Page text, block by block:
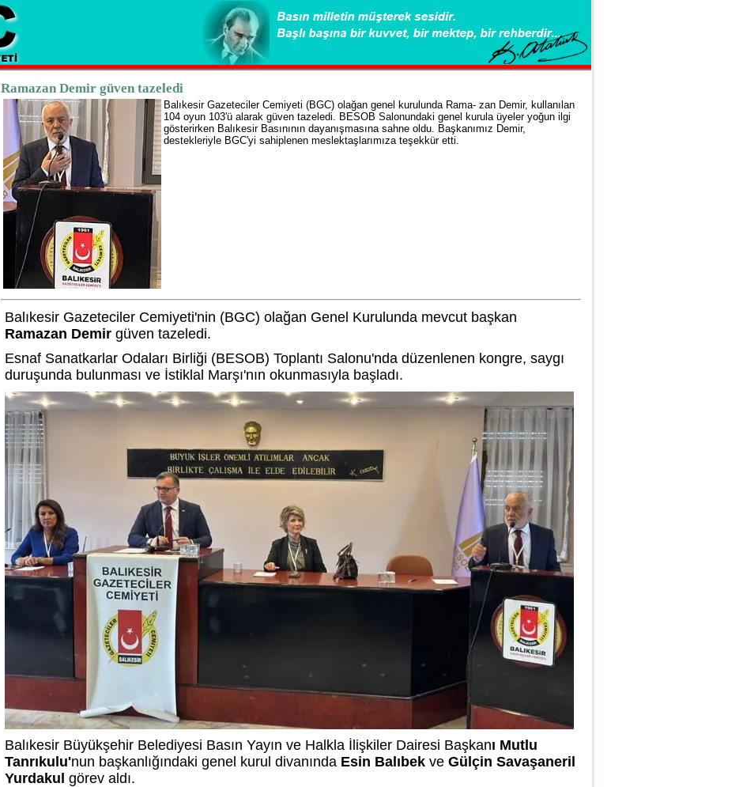
Ramazan Demir güven tazeledi
Balıkesir Gazeteciler Cemiyeti (BGC) olağan genel kurulunda Rama- zan Demir, kullanılan
104 oyun 103'ü alarak güven tazeledi. BESOB Salonundaki genel kurula üyeler yoğun ilgi
gösterirken Balıkesir Basınının dayanışmasına sahne oldu. Başkanımız Demir,
destekleriyle BGC'yi sahiplenen meslektaşlarımıza teşekkür etti.
Balıkesir Gazeteciler Cemiyeti'nin (BGC) olağan Genel Kurulunda mevcut başkan
Ramazan Demir güven tazeledi.
Esnaf Sanatkarlar Odaları Birliği (BESOB) Toplantı Salonu'nda düzenlenen kongre, saygı
duruşunda bulunması ve İstiklal Marşı'nın okunmasıyla başladı.
Balıkesir Büyükşehir Belediyesi Basın Yayın ve Halkla İlişkiler Dairesi Başkanı Mutlu
Tanrıkulu'nun başkanlığındaki genel kurul divanında Esin Balıbek ve Gülçin Savaşaneril
Yurdakul görev aldı.